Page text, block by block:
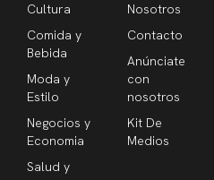
Cultura
Comida y
Bebida
Moda y
Estilo
Negocios y
Economia
Salud y
Nosotros
Contacto
Anúnciate
con
nosotros
Kit De
Medios